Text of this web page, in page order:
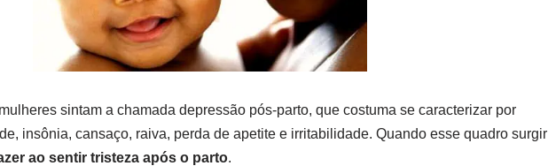
sintam a chamada depressão pós-parto, que costuma se caracterizar por
insônia, cansaço, raiva, perda de apetite e irritabilidade. Quando esse quadro surgir
ao sentir tristeza após o parto.